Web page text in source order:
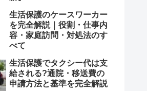
生活保護のケースワーカー
を完全解説｜役割・仕事内
容・家庭訪問・対処法のす
べて
生活保護でタクシー代は支
給される?通院・移送費の
申請方法と基準を完全解説